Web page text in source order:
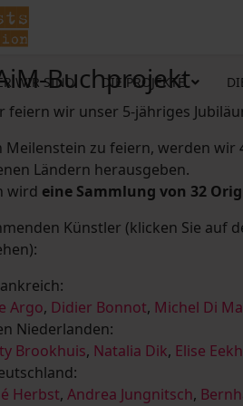
WIR SIND DIE PROJEKTE
Buchprojekt
feiern wir unser 5-jähriges
Meilenstein zu feiern, werden
Ländern herausgeben.
wird eine Sammlung von 32
Künstler (klicken Sie auf
Argo, Didier Bonnot, Michel Di
Niederlanden:
Brookhuis, Natalia Dik, Elise
Herbst, Andrea Jungnitsch,